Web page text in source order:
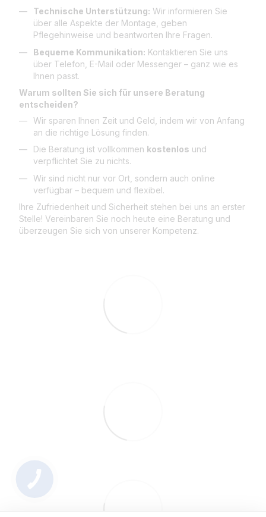
Technische Unterstützung: Wir informieren Sie
über alle Aspekte der Montage, geben
Pflegehinweise und beantworten Ihre Fragen.
Bequeme Kommunikation: Kontaktieren Sie uns
über Telefon, E-Mail oder Messenger – ganz wie es
Ihnen passt.
Warum sollten Sie sich für unsere Beratung
entscheiden?
Wir sparen Ihnen Zeit und Geld, indem wir von Anfang
an die richtige Lösung finden.
Die Beratung ist vollkommen kostenlos und
verpflichtet Sie zu nichts.
Wir sind nicht nur vor Ort, sondern auch online
verfügbar – bequem und flexibel.
Ihre Zufriedenheit und Sicherheit stehen bei uns an erster
Stelle! Vereinbaren Sie noch heute eine Beratung und
überzeugen Sie sich von unserer Kompetenz.